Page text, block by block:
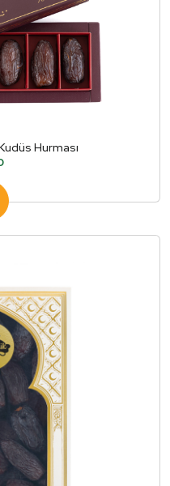
Hurması